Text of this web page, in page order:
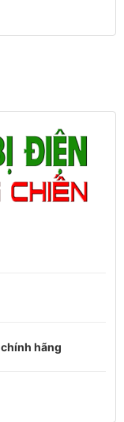
chính hãng